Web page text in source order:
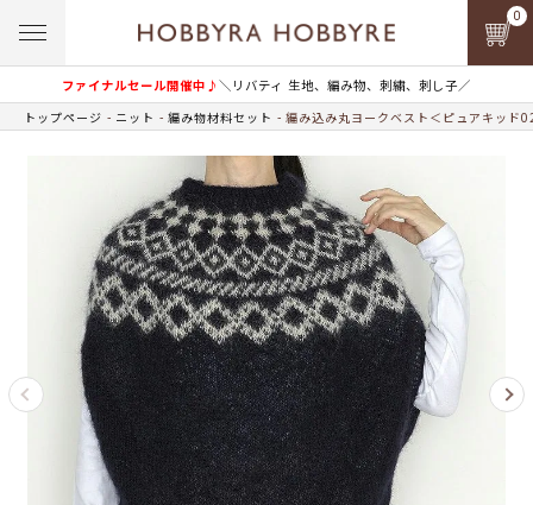
ファイナルセール開催中♪＼リバティ 生地、編み物、刺繍、刺し子／
0
トップページ ニット 編み物材料セット 編み込み丸ヨークベスト＜ピュアキッド